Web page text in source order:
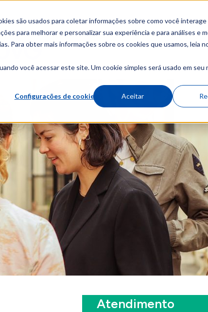
são usados para coletar informações sobre como você interage
para melhorar e personalizar sua experiência e para análises e
Para obter mais informações sobre os cookies que usamos, leia
você acessar este site. Um cookie simples será usado em seu
Configurações de cookies Aceitar
Sobre
Atendimento